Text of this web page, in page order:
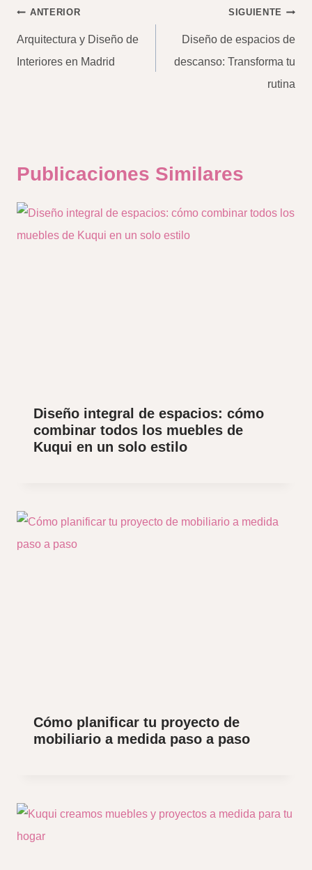
Navegación
de
entradas
ANTERIOR
Arquitectura y Diseño de
Interiores en Madrid
SIGUIENTE
Diseño de espacios de
descanso: Transforma tu
rutina
Publicaciones Similares
Diseño integral de espacios: cómo
combinar todos los muebles de
Kuqui en un solo estilo
Cómo planificar tu proyecto de
mobiliario a medida paso a paso